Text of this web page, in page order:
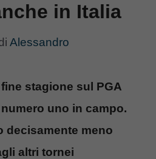
in Italia
Alessandro
stagione sul PGA
numero uno in campo.
decisamente meno
altri tornei